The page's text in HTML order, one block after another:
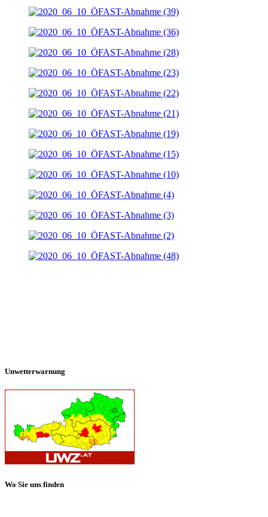
Unwetterwarnung
Wo Sie uns finden